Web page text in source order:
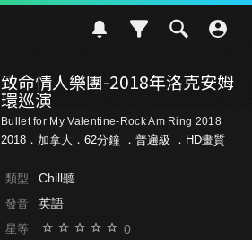
致命情人樂團-2018年洛克安姆
環巡演
Bullet for My Valentine-Rock Am Ring 2018
2018．加拿大．62分鐘 ． 普遍級 ．HD畫質
類型 Chill聽
發音 英語
星等 0